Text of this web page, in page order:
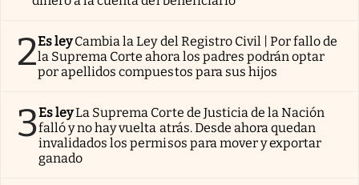
2Es ley Cambia la Ley del Registro Civil | Por fallo de
la Suprema Corte ahora los padres podrán optar
por apellidos compuestos para sus hijos
3Es leyLa Suprema Corte de Justicia de la Nación
falló y no hay vuelta atrás. Desde ahora quedan
invalidados los permisos para mover y exportar
ganado